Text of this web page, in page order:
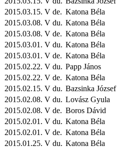
2015.03.15. V de. Katona Béla
2015.03.08. V du. Katona Béla
2015.03.08. V de. Katona Béla
2015.03.01. V du. Katona Béla
2015.03.01. V de. Katona Béla
2015.02.22. V du. Papp János
2015.02.22. V de. Katona Béla
2015.02.15. V du. Bazsinka József
2015.02.08. V du. Lovász Gyula
2015.02.08. V de. Boros Dávid
2015.02.01. V du. Katona Béla
2015.02.01. V de. Katona Béla
2015.01.25. V du. Katona Béla